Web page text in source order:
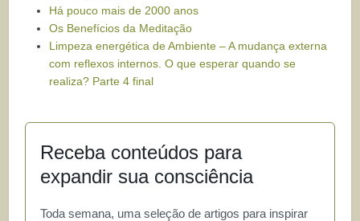
Há pouco mais de 2000 anos
Os Benefícios da Meditação
Limpeza energética de Ambiente – A mudança externa
com reflexos internos. O que esperar quando se
realiza? Parte 4 final
Receba conteúdos para
expandir sua consciência
Toda semana, uma seleção de artigos para inspirar